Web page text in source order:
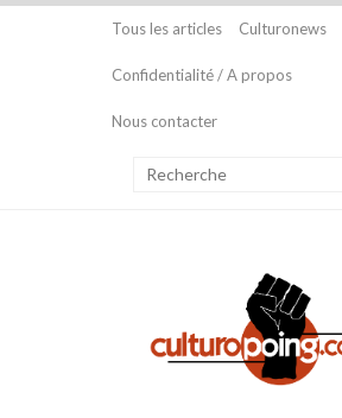
Tous les articles Culturonews
Confidentialité / A propos
Nous contacter